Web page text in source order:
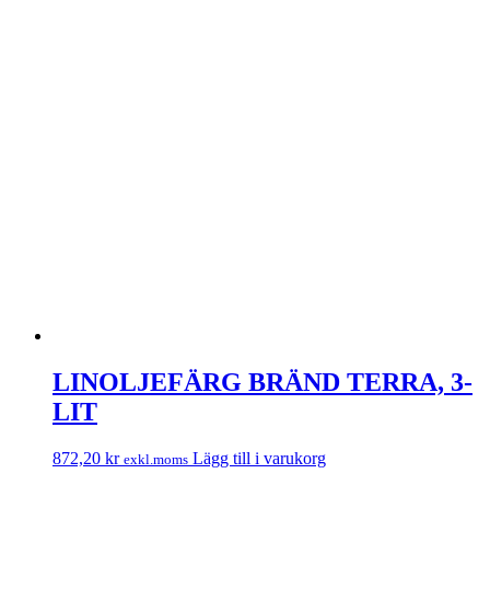
LINOLJEFÄRG BRÄND TERRA, 3-
LIT
872,20 kr exkl.moms Lägg till i varukorg